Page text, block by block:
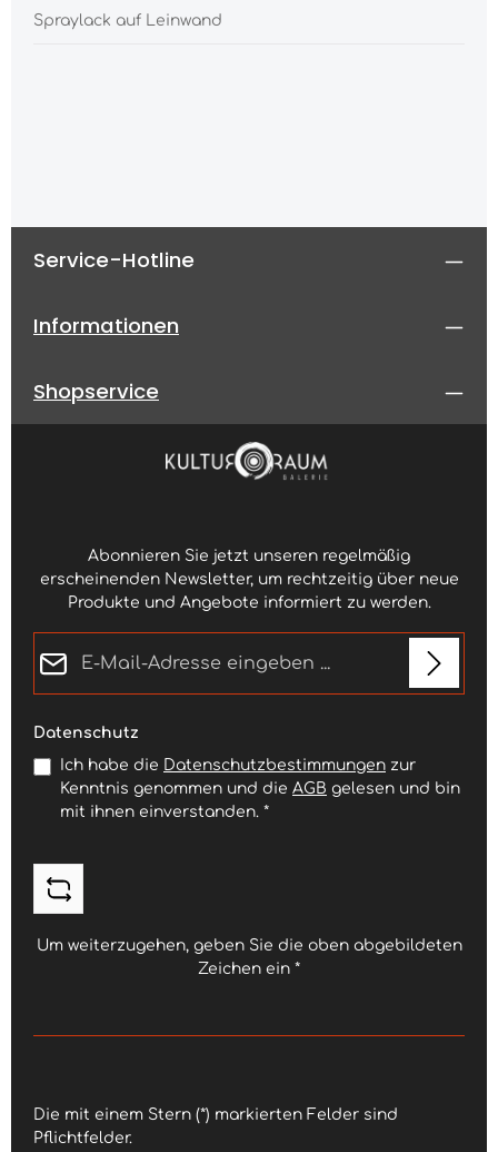
Spraylack auf Leinwand
Service-Hotline
Informationen
Shopservice
Abonnieren Sie jetzt unseren regelmäßig
erscheinenden Newsletter, um rechtzeitig über neue
Produkte und Angebote informiert zu werden.
Datenschutz
Ich habe die Datenschutzbestimmungen zur
Kenntnis genommen und die AGB gelesen und bin
mit ihnen einverstanden. *
Um weiterzugehen, geben Sie die oben abgebildeten
Zeichen ein *
Die mit einem Stern (*) markierten Felder sind
Pflichtfelder.